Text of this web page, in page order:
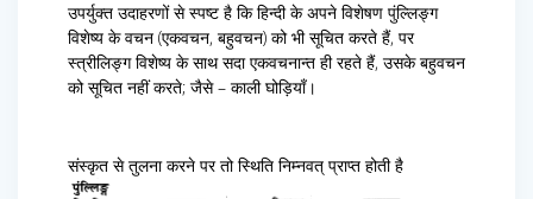
उपर्युक्त उदाहरणों से स्पष्ट है कि हिन्दी के अपने विशेषण पुंल्लिङ्ग
विशेष्य के वचन (एकवचन, बहुवचन) को भी सूचित करते हैं, पर
स्त्रीलिङ्ग विशेष्य के साथ सदा एकवचनान्त ही रहते हैं, उसके बहुवचन
को सूचित नहीं करते; जैसे – काली घोड़ियाँ।
संस्कृत से तुलना करने पर तो स्थिति निम्नवत् प्राप्त होती है